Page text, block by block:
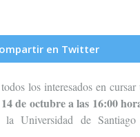
en Twitter
los interesados en cursar
de octubre a las 16:00
Universidad de